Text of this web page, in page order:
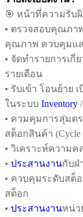
🎯 หน้าที่ความรับ
• ตรวจสอบคุณภา
คุณภาพ ควบคุมแ
• จัดทำรายการเ
รายเดือน
• รับเข้า โอนย้าย
ในระบบ Inventory
• ควมคุมการสุ่มต
สต็อกสินค้า (Cycle
• วิเคราะห์ความ
• ประสานงานกับฝ่
• ควบคุมระดับสต็
สต็อก
• ประสานงานหน่ว